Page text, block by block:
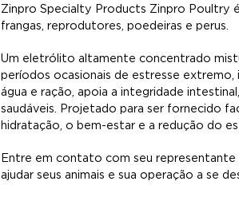
Zinpro Specialty Products Zinpro Poultry
frangas, reprodutores, poedeiras e perus.
Um eletrólito altamente concentrado
períodos ocasionais de estresse
água e ração, apoia a integridade
saudáveis. Projetado para ser fornecido
hidratação, o bem-estar e a redução do
Entre em contato com seu
ajudar seus animais e sua operação a se